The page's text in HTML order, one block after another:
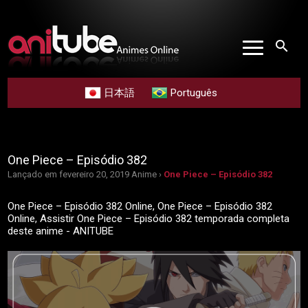
search
日本語 Português
One Piece – Episódio 382
Lançado em fevereiro 20, 2019 Anime › One Piece – Episódio 382
One Piece – Episódio 382 Online, One Piece – Episódio 382
Online, Assistir One Piece – Episódio 382 temporada completa
deste anime - ANITUBE